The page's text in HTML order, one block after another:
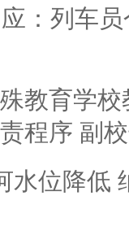
：列车
教育学
程序 副
水位降低